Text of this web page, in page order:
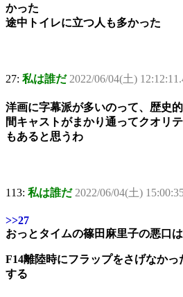
かった
途中トイレに立つ人も多かった
27: 私は誰だ 2022/06/04(土)
洋画に字幕派が多いのって、歴史
間キャストがまかり通ってクオリ
もあると思うわ
113: 私は誰だ 2022/06/04(土)
>>27
おっとタイムの篠田麻里子の悪口
F14離陸時にフラップをさげなか
する